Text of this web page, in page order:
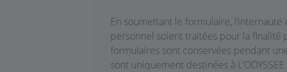
En soumettant le formulaire,
personnel soient traitées pour la finalité
formulaires sont conservées pendant
sont uniquement destinées à